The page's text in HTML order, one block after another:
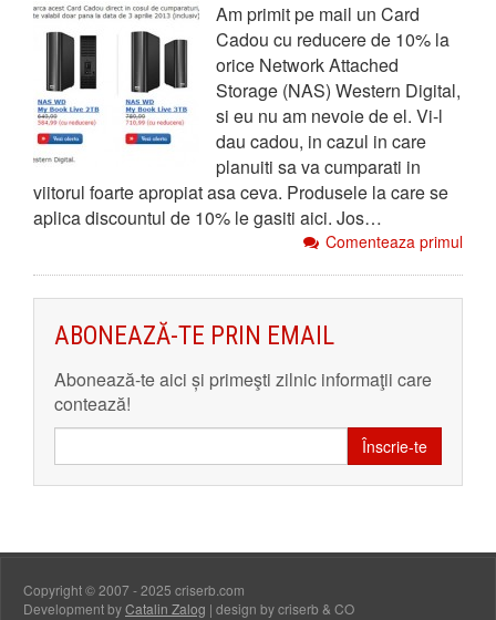
Am primit pe mail un Card
Cadou cu reducere de 10% la
orice Network Attached
Storage (NAS) Western Digital,
si eu nu am nevoie de el. Vi-l
dau cadou, in cazul in care
planuiti sa va cumparati in
viitorul foarte apropiat asa ceva. Produsele la care se
aplica discountul de 10% le gasiti aici. Jos…
Comenteaza primul
ABONEAZĂ-TE PRIN EMAIL
Abonează-te aici și primeşti zilnic informaţii care
contează!
Înscrie-te
Copyright © 2007 - 2025 criserb.com
Development byCatalin Zalog | design by criserb & CO